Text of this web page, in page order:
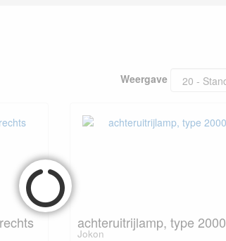
Weergave
achteruitrijlamp, type 2000
Jokon